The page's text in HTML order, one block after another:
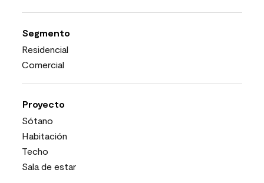
Segmento
Residencial
Comercial
Proyecto
Sótano
Habitación
Techo
Sala de estar